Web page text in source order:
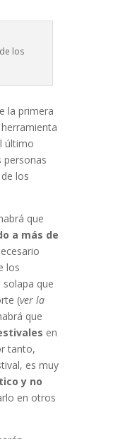
los
la primera
último
personas
los
que
a más de
los
solapa que
(ver la
que
en
tanto,
es muy
y no
en otros